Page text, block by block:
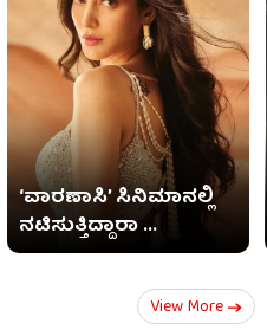
‘ವಾರಣಾಸಿ’ ಸಿನಿಮಾನಲ್ಲಿ
ನಟಿಸುತ್ತಿದ್ದಾರಾ ...
View More